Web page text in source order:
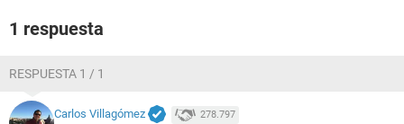
1 respuesta
RESPUESTA 1 / 1
Carlos Villagómez 278.797